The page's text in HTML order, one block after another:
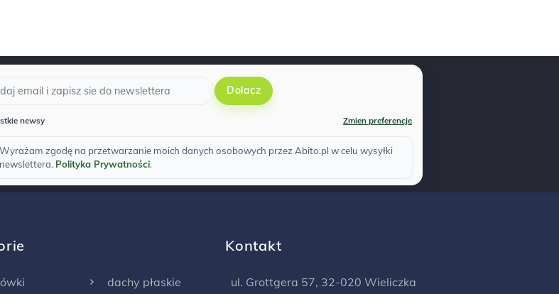
Dolacz
newsy Zmien preferencje
Wyrażam zgodę na przetwarzanie moich danych osobowych przez Abito.pl w celu wysyłki
newslettera. Polityka Prywatności.
dachy płaskie
Kontakt
ul. Grottgera 57, 32-020 Wieliczka